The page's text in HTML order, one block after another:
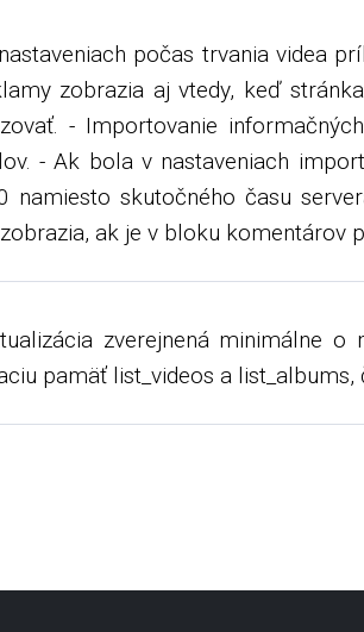
počas trvania videa
zobrazia aj vtedy, keď
- Importovanie
- Ak bola v nastaveniach
namiesto skutočného času
ak je v bloku komentárov
zverejnená minimálne
pamäť list_videos a